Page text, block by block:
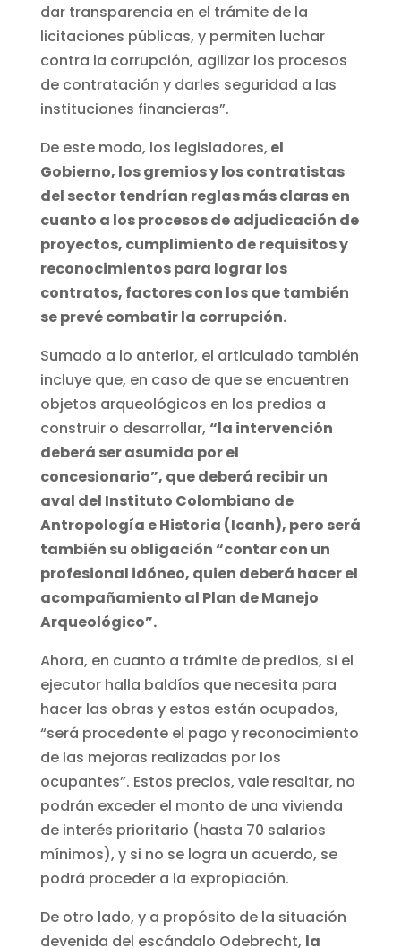
dar transparencia en el trámite de la
licitaciones públicas, y permiten luchar
contra la corrupción, agilizar los procesos
de contratación y darles seguridad a las
instituciones financieras”.
De este modo, los legisladores, el
Gobierno, los gremios y los contratistas
del sector tendrían reglas más claras en
cuanto a los procesos de adjudicación de
proyectos, cumplimiento de requisitos y
reconocimientos para lograr los
contratos, factores con los que también
se prevé combatir la corrupción.
Sumado a lo anterior, el articulado también
incluye que, en caso de que se encuentren
objetos arqueológicos en los predios a
construir o desarrollar, “la intervención
deberá ser asumida por el
concesionario”, que deberá recibir un
aval del Instituto Colombiano de
Antropología e Historia (Icanh), pero será
también su obligación “contar con un
profesional idóneo, quien deberá hacer el
acompañamiento al Plan de Manejo
Arqueológico”.
Ahora, en cuanto a trámite de predios, si el
ejecutor halla baldíos que necesita para
hacer las obras y estos están ocupados,
“será procedente el pago y reconocimiento
de las mejoras realizadas por los
ocupantes”. Estos precios, vale resaltar, no
podrán exceder el monto de una vivienda
de interés prioritario (hasta 70 salarios
mínimos), y si no se logra un acuerdo, se
podrá proceder a la expropiación.
De otro lado, y a propósito de la situación
devenida del escándalo Odebrecht, la